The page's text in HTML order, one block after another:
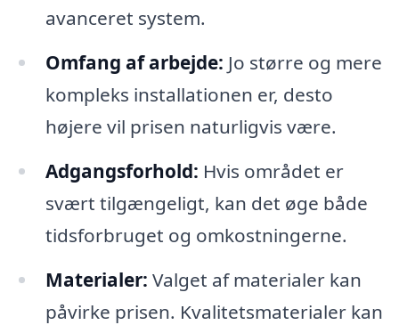
avanceret system.
Omfang af arbejde: Jo større og mere
kompleks installationen er, desto
højere vil prisen naturligvis være.
Adgangsforhold: Hvis området er
svært tilgængeligt, kan det øge både
tidsforbruget og omkostningerne.
Materialer: Valget af materialer kan
påvirke prisen. Kvalitetsmaterialer kan